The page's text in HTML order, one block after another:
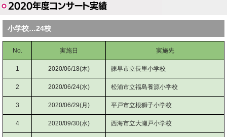
2020年度コンサート実績
小学校…24校
No. 実施日 実施先
1 2020/06/18(木) 諫早市立長里小学校
2 2020/06/24(水) 松浦市立福島養源小学校
3 2020/06/29(月) 平戸市立根獅子小学校
4 2020/09/30(水) 西海市立大瀬戸小学校